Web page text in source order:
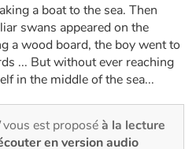
a boat to the sea. Then
swans appeared on the
a wood board, the boy went to
... But without ever reaching
in the middle of the sea...
vous est proposéà la lecture
en version audio